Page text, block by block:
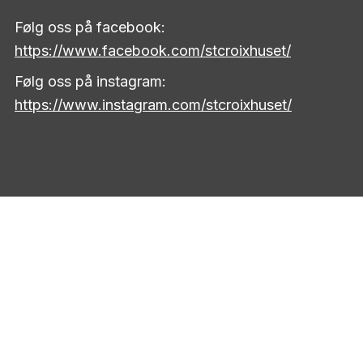
Følg oss på facebook:
https://www.facebook.com/stcroixhuset/
Følg oss på instagram:
https://www.instagram.com/stcroixhuset/